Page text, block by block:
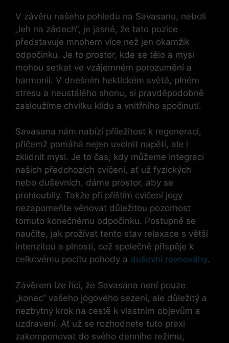
V závěru našeho pohledu na Savasanu, neboli
„leh na zádech“, je jasné, že tato pozice
představuje mnohem více než jen okamžik
odpočinku. Je to prostor, kde se tělo a mysl
mohou setkat ve vzájemném porozumění a
harmonii. V dnešním hektickém světě, plném
stresu a neustálého shonu, si pravděpodobně
zasloužíme chvilku klidu a vnitřního spočinutí.
Savasana nám nabízí příležitost k regeneraci,
přičemž pomáhá nejen uvolnit napětí, ale i
zklidnit mysl. Je to čas, kdy můžeme integraci
našich předchozích cvičení, ať už fyzických
nebo duševních, dáme prostor, aby se
prohloubily. Takže při příštím cvičení jogy
nezapomeňte věnovat důležitou pozornost
tomuto konečnému odpočinku. Postupně se
naučíte, jak prožívat tento stav relaxace s větší
intenzitou a plností, což společně přispěje k
celkovému pocitu pohody a duševní rovnováhy.
Závěrem lze říci, že Savasana není pouze
„konec“ vašeho jógového sezení, ale důležitý a
nezbytný krok na cestě k vlastním objevům a
uzdravení. Ať už se rozhodnete tuto praxi
zakomponovat do svého denního režimu,